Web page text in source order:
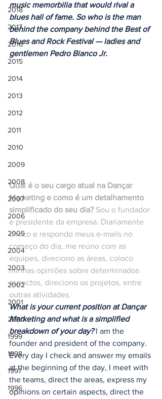
2018
2017
2016
2015
2014
2013
2012
2011
2010
2009
2008
2007
2006
2005
2004
2003
2002
2001
2000
1999
1998
1997
1996
music memorbilia that would rival a
blues hall of fame. So who is the man
behind the company behind the Best of
Blues and Rock Festival — ladies and
gentlemen Pedro Bianco Jr.
Qual é o seu cargo atual na Dançar
Marketing e como é um detalhamento
simplificado do seu dia? Sou o fundador
e presidente da empresa. Diariamente
checo e respondo meus e-mails no
começo do dia, me reúno com as
equipes, direciono as áreas, coloco
minhas opiniões sobre determinados
aspectos, direciono os projetos, entre
outras atividades.
What is your current position at Dançar
Marketing and what is a simplified
breakdown of your day? I am the
founder and president of the company.
Every day I check and answer my emails
at the beginning of the day, I meet with
the teams, direct the areas, express my
opinions on certain aspects, direct the